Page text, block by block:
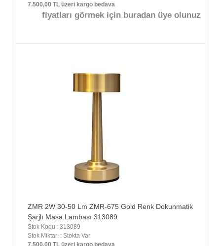
7.500,00 TL üzeri kargo bedava
fiyatları görmek için buradan üye olunuz
ZMR 2W 30-50 Lm ZMR-675 Gold Renk Dokunmatik
Şarjlı Masa Lambası 313089
Stok Kodu : 313089
Stok Miktarı : Stokta Var
7.500,00 TL üzeri kargo bedava